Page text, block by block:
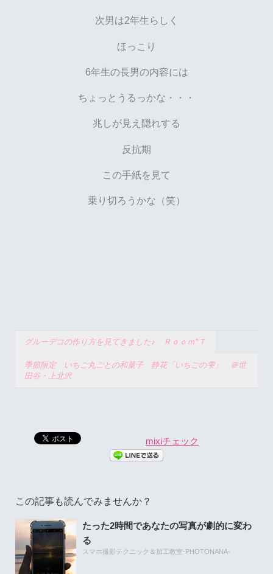
次男は2年生らしく
ほっこり
6年生の長男の内容には
ちょっとうるっかな・・・
兆しが見え隠れする
反抗期
この手紙を見て
乗り切ろうかな（笑）
グルーデコの作り方を見てきました♪ Ｒｏｏｍ*Ｔ
季節限定 いちご丸ごとの和菓子 静花「いちごの雫」 ＠世
田谷・上北沢
mixiチェック
この記事も読んでみませんか？
たった2時間であなたの写真が劇的に変わ
る
スマホ撮影テクニック＆加工教室-PHOTONANA-